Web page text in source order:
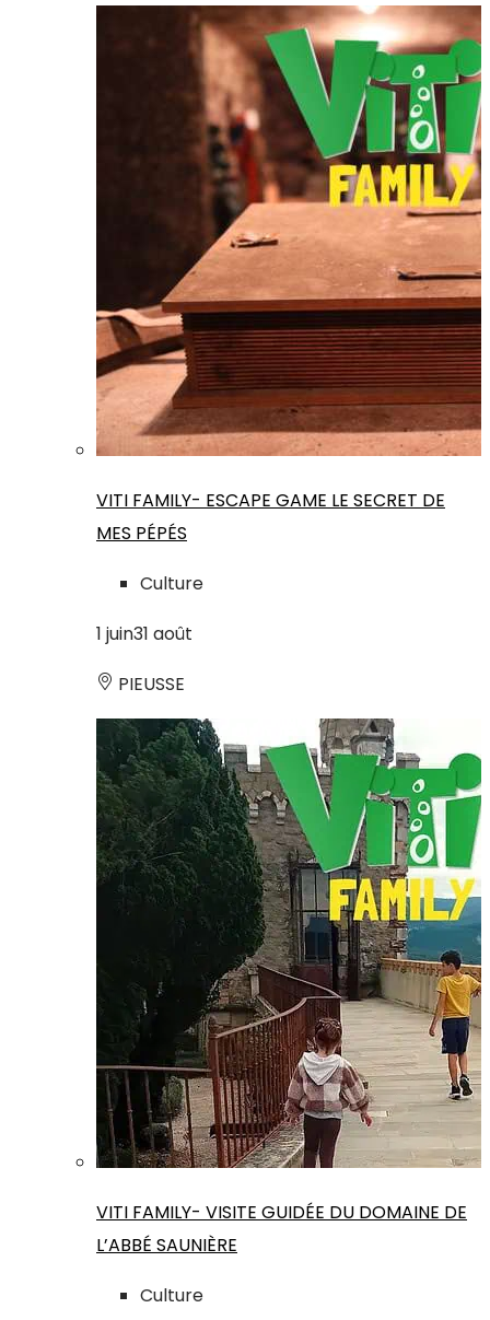
VITI FAMILY- ESCAPE GAME LE SECRET DE
MES PÉPÉS
Culture
1 juin31 août
PIEUSSE
VITI FAMILY- VISITE GUIDÉE DU DOMAINE DE
L’ABBÉ SAUNIÈRE
Culture